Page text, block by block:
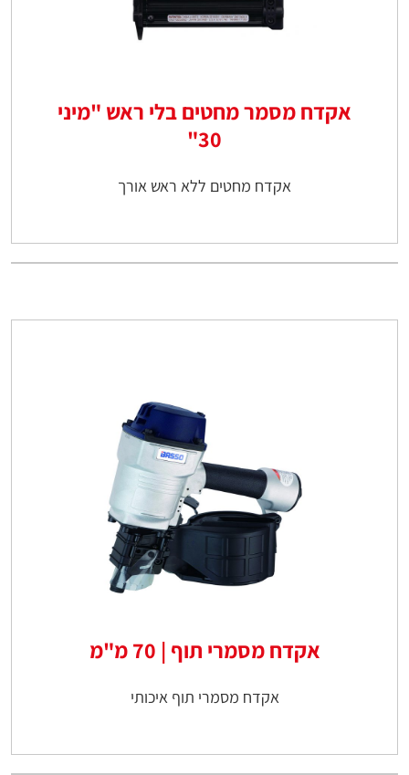
אקדח מסמר מחטים בלי ראש "מיני
30"
אקדח מחטים ללא ראש אורך
אקדח מסמרי תוף | 70 מ"מ
אקדח מסמרי תוף איכותי